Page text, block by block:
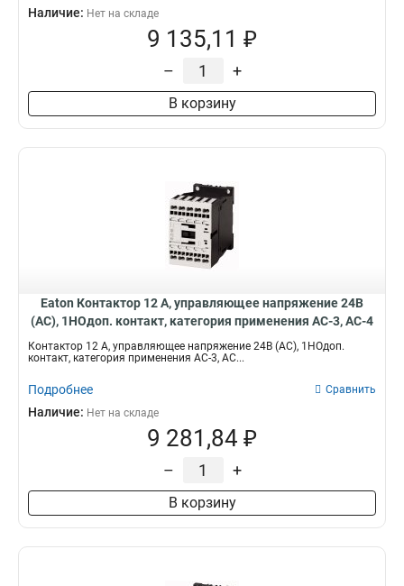
Наличие: Нет на складе
9 135,11 ₽
– +
В корзину
Eaton Контактор 12 А, управляющее напряжение 24В
(АС), 1НОдоп. контакт, категория применения AC-3, AC-4
DILMC12-10(24V50HZ)
Контактор 12 А, управляющее напряжение 24В (АС), 1НОдоп.
контакт, категория применения AC-3, AC...
Подробнее Сравнить
Наличие: Нет на складе
9 281,84 ₽
– +
В корзину